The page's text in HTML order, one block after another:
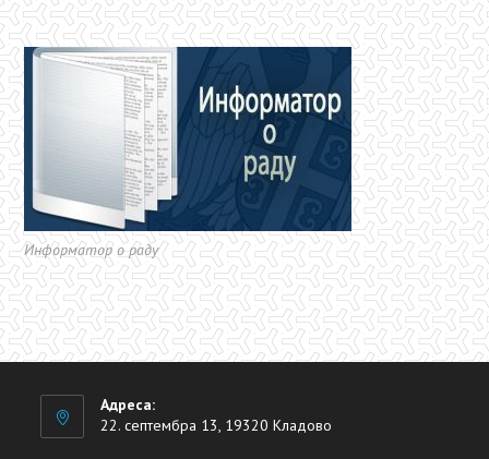
Информатор о раду
Адреса:
22. септембра 13, 19320 Кладово